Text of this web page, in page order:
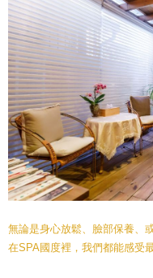
無論是身心放鬆、臉部保養、
在SPA國度裡，我們都能感受